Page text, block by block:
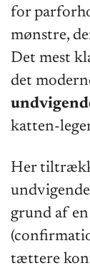
for
mønstre,
Det mest
det
katten-
Her
grund af
tættere